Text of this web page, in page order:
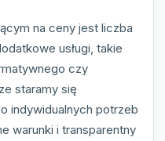
na ceny jest liczba
usługi, takie
czy
staramy się
indywidualnych potrzeb
warunki i transparentny